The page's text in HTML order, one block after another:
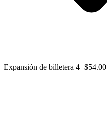
Expansión de billetera 4+$54.00